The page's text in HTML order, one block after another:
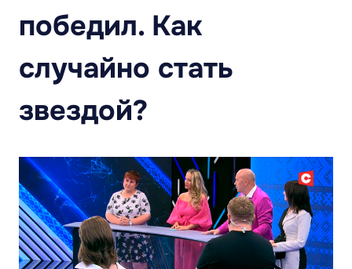
победил. Как
случайно стать
звездой?